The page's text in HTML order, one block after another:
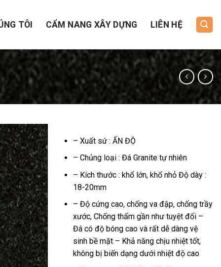
TÔI CẨM NANG XÂY DỰNG LIÊN HỆ
– Xuất sứ : ẤN ĐỘ
– Chủng loại : Đá Granite tự nhiên
– Kích thước : khổ lớn, khổ nhỏ Độ dày :
18-20mm
– Độ cứng cao, chống va đập, chống trầy
xước, Chống thấm gần như tuyệt đối –
Đá có độ bóng cao và rất dễ dàng vệ
sinh bề mặt – Khả năng chịu nhiệt tốt,
không bị biến dạng dưới nhiệt độ cao